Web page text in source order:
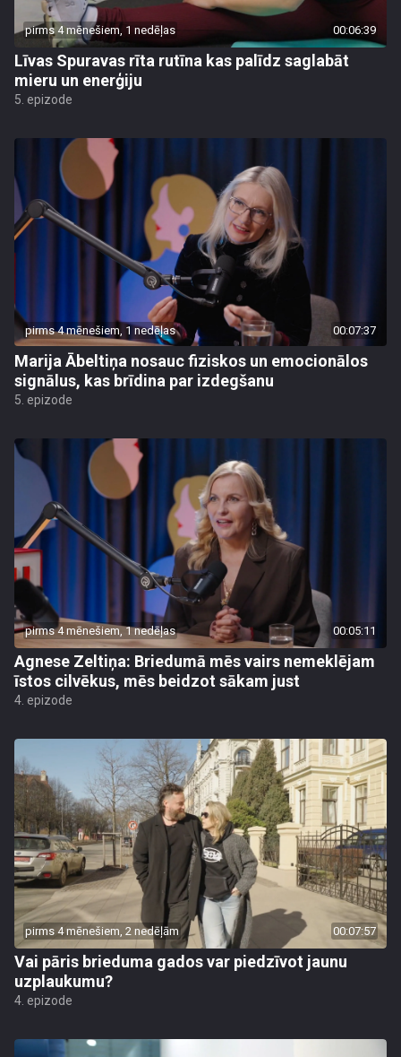
pirms 4 mēnešiem, 1 nedēļas 00:06:39
Līvas Spuravas rīta rutīna kas palīdz saglabāt
mieru un enerģiju
5. epizode
pirms 4 mēnešiem, 1 nedēļas 00:07:37
Marija Ābeltiņa nosauc fiziskos un emocionālos
signālus, kas brīdina par izdegšanu
5. epizode
pirms 4 mēnešiem, 1 nedēļas 00:05:11
Agnese Zeltiņa: Briedumā mēs vairs nemeklējam
īstos cilvēkus, mēs beidzot sākam just
4. epizode
pirms 4 mēnešiem, 2 nedēļām 00:07:57
Vai pāris brieduma gados var piedzīvot jaunu
uzplaukumu?
4. epizode